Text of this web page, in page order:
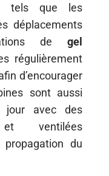
tels que les
déplacements
de gel
régulièrement
d’encourager
sont aussi
jour avec des
et ventilées
du